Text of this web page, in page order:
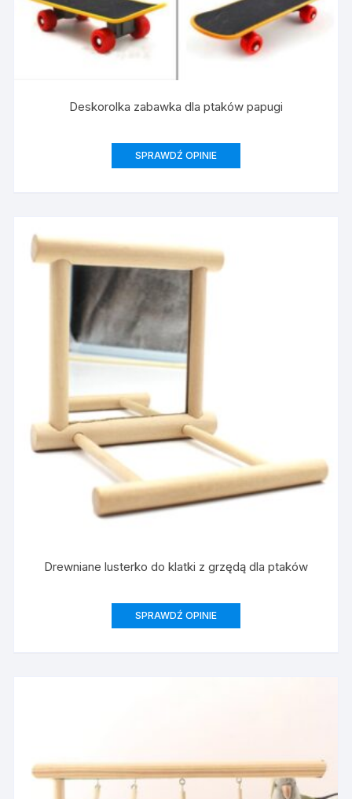
Deskorolka zabawka dla ptaków papugi
SPRAWDŹ OPINIE
Drewniane lusterko do klatki z grzędą dla ptaków
SPRAWDŹ OPINIE